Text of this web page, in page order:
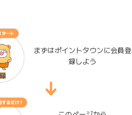
まずはポイントタウンに会員登
録しよう